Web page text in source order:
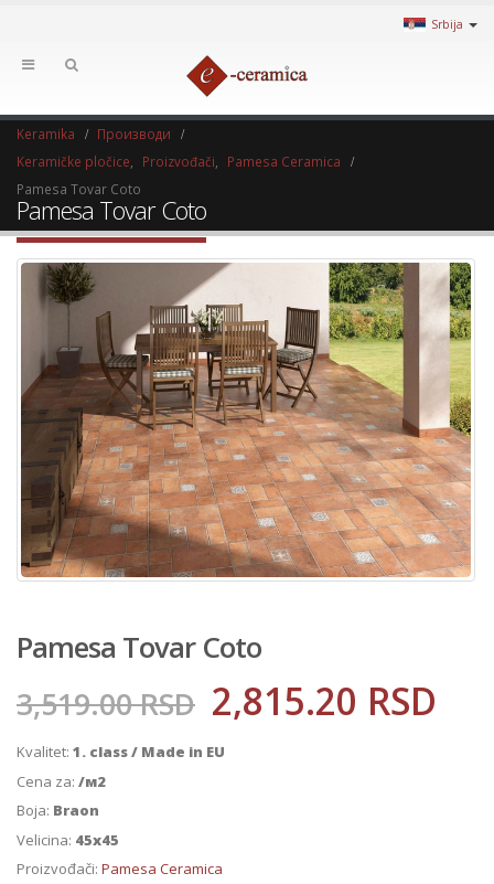
Srbija
Keramika
Производи
Keramičke pločice
Proizvođači
Pamesa Ceramica
Pamesa Tovar Coto
Pamesa Tovar Coto
Pamesa Tovar Coto
3,519.00RSD 2,815.20 RSD
Kvalitet: 1. class / Made in EU
Cena za: /м2
Boja: Braon
Velicina: 45x45
Proizvođači: Pamesa Ceramica